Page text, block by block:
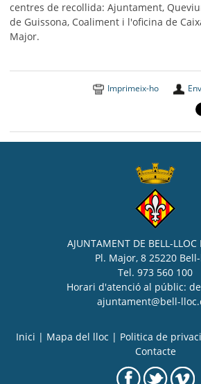
centres de recollida: Ajuntament,
de Guissona, Coaliment i l'oficina de
Major.
Imprimeix-ho
AJUNTAMENT DE BELL-LLOC
Pl. Major, 8 25220
Tel. 973 560 100
Horari d'atenció al públic:
ajuntament@bell-
Inici | Mapa del lloc | Politica de
Contacte